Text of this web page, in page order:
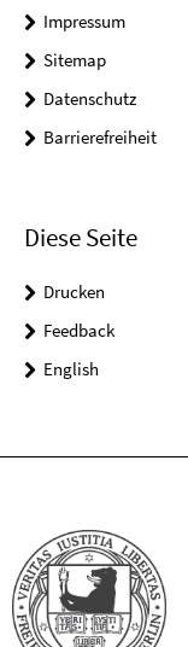
Impressum
Sitemap
Datenschutz
Barrierefreiheit
Diese Seite
Drucken
Feedback
English